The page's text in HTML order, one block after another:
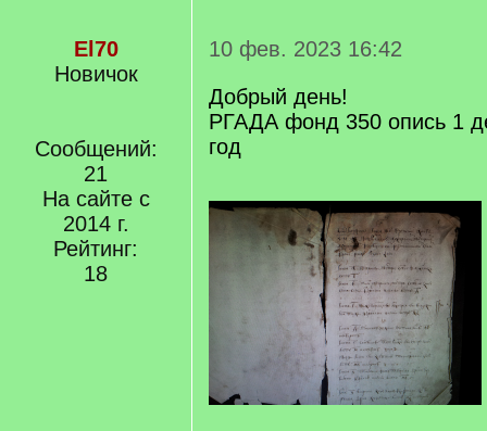
El70
Новичок
Сообщений:
21
На сайте с
2014 г.
Рейтинг:
18
10 фев. 2023 16:42
Добрый день!
РГАДА фонд 350 опись 1
год